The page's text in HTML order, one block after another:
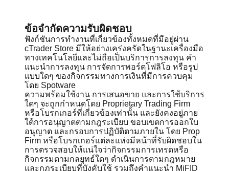
ข้อจำกัดความรับผิดชอบ
ฟังก์ชันการทำงานที่เกี่ยวข้องทั้งหมดที่มีอยู่ผ่าน
cTrader Store มีให้อย่างเคร่งครัดในฐานะเครื่องมือ
ทางเทคโนโลยีและไม่ถือเป็นบริการการลงทุน คำ
แนะนำการลงทุน การจัดการพอร์ตโฟลิโอ หรือรูป
แบบใดๆ ของกิจกรรมทางการเงินที่มีการควบคุม
โดย Spotware
ความพร้อมใช้งาน การเสนอขาย และการใช้บริการ
ใดๆ จะถูกกำหนดโดย Proprietary Trading Firm
หรือโบรกเกอร์ที่เกี่ยวข้องเท่านั้น และยังคงอยู่ภาย
ใต้การอนุญาตตามกฎระเบียบ ขอบเขตการออกใบ
อนุญาต และกรอบการปฏิบัติตามภายใน โดย Prop
Firm หรือโบรกเกอร์แต่ละแห่งมีหน้าที่รับผิดชอบใน
การตรวจสอบให้แน่ใจว่ากิจกรรมการเทรดหรือ
กิจกรรมตามกลยุทธ์ใดๆ ดำเนินการตามกฎหมาย
และกฎระเบียบที่บังคับใช้ รวมถึงคำแนะนำ MiFID